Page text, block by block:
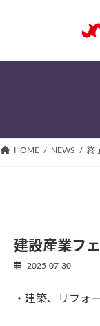
プ
動
HOME NEWS 終
建設産業フ
2025-07-30
・建築、リフォ